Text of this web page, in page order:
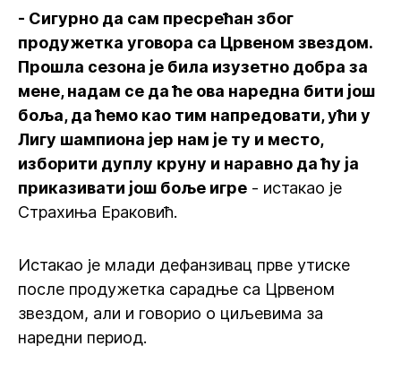
- Сигурно да сам пресрећан због
продужетка уговора са Црвеном звездом.
Прошла сезона је била изузетно добра за
мене, надам се да ће ова наредна бити још
боља, да ћемо као тим напредовати, ући у
Лигу шампиона јер нам је ту и место,
изборити дуплу круну и наравно да ћу ја
приказивати још боље игре - истакао је
Страхиња Ераковић.
Истакао је млади дефанзивац прве утиске
после продужетка сарадње са Црвеном
звездом, али и говорио о циљевима за
наредни период.